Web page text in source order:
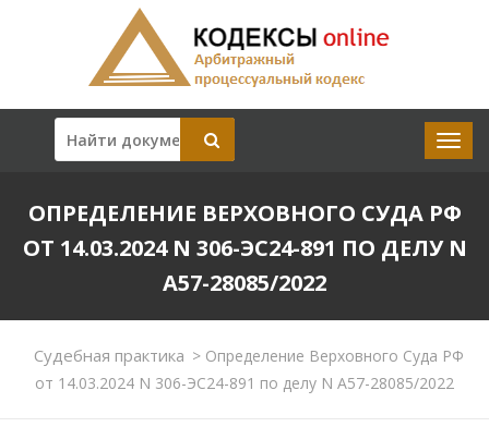
ОПРЕДЕЛЕНИЕ ВЕРХОВНОГО СУДА РФ
ОТ 14.03.2024 N 306-ЭС24-891 ПО ДЕЛУ N
А57-28085/2022
Судебная практика >Определение Верховного Суда РФ
от 14.03.2024 N 306-ЭС24-891 по делу N А57-28085/2022